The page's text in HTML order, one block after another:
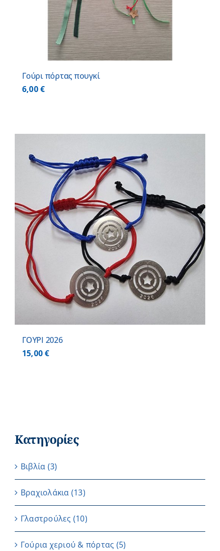
Γούρι πόρτας πουγκί
6,00€
ΓΟΥΡΙ 2026
15,00€
Κατηγορίες
Βιβλία (3)
Βραχιολάκια (13)
Γλαστρούλες (10)
Γούρια χεριού & πόρτας (5)